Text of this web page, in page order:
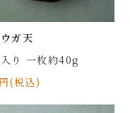
ガ天
り 一枚約40g
(税込)